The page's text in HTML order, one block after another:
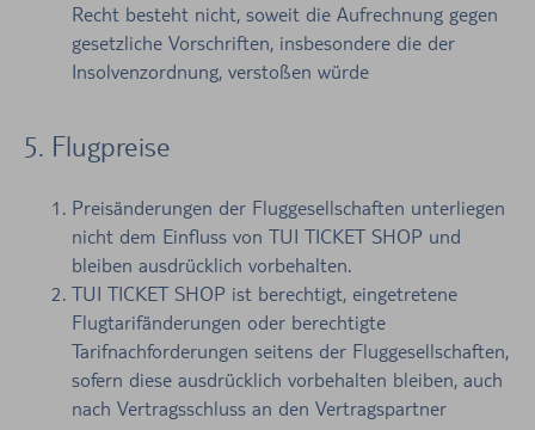
Recht besteht nicht, soweit die Aufrechnung gegen
gesetzliche Vorschriften, insbesondere die der
Insolvenzordnung, verstoßen würde
5. Flugpreise
Preisänderungen der Fluggesellschaften unterliegen
nicht dem Einfluss von TUI TICKET SHOP und
bleiben ausdrücklich vorbehalten.
TUI TICKET SHOP ist berechtigt, eingetretene
Flugtarifänderungen oder berechtigte
Tarifnachforderungen seitens der Fluggesellschaften,
sofern diese ausdrücklich vorbehalten bleiben, auch
nach Vertragsschluss an den Vertragspartner